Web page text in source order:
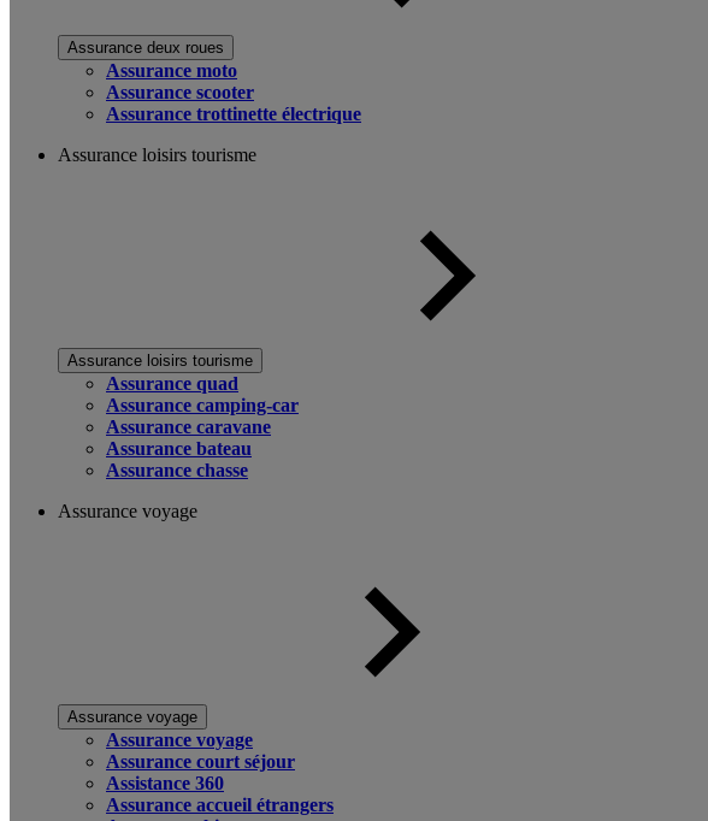
Assurance deux roues
Assurance moto
Assurance scooter
Assurance trottinette électrique
Assurance loisirs tourisme
Assurance loisirs tourisme
Assurance quad
Assurance camping-car
Assurance caravane
Assurance bateau
Assurance chasse
Assurance voyage
Assurance voyage
Assurance voyage
Assurance court séjour
Assistance 360
Assurance accueil étrangers